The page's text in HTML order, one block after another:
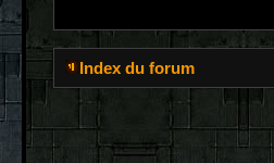
Index du forum